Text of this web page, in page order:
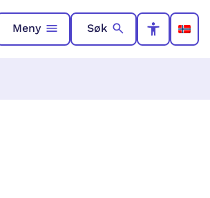
Meny Søk